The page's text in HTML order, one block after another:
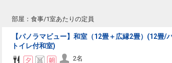
部屋：食事/1室あたりの定員
【パノラマビュー】和室（12畳＋広縁2畳）(12畳/
トイレ付和室)
2名